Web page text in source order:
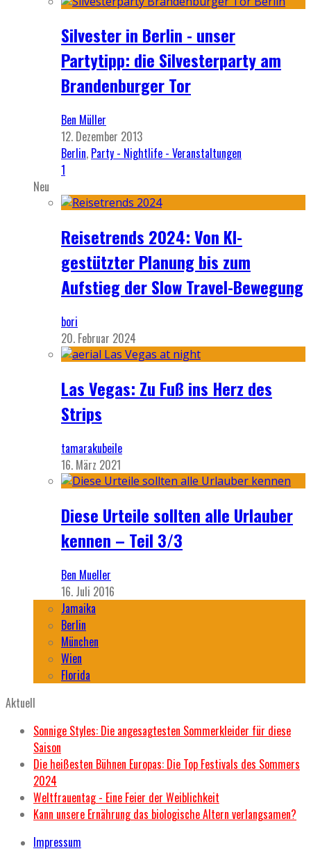
Silvester in Berlin - unser
Partytipp: die Silvesterparty am
Brandenburger Tor
Ben Müller
12. Dezember 2013
Berlin, Party - Nightlife - Veranstaltungen
1
Neu
Reisetrends 2024: Von KI-
gestützter Planung bis zum
Aufstieg der Slow Travel-Bewegung
bori
20. Februar 2024
Las Vegas: Zu Fuß ins Herz des
Strips
tamarakubeile
16. März 2021
Diese Urteile sollten alle Urlauber
kennen – Teil 3/3
Ben Mueller
16. Juli 2016
Jamaika
Berlin
München
Wien
Florida
Aktuell
Sonnige Styles: Die angesagtesten Sommerkleider für diese
Saison
Die heißesten Bühnen Europas: Die Top Festivals des Sommers
2024
Weltfrauentag - Eine Feier der Weiblichkeit
Kann unsere Ernährung das biologische Altern verlangsamen?
Impressum